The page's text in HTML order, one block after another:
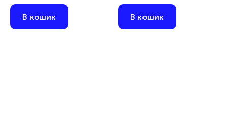
В кошик В кошик